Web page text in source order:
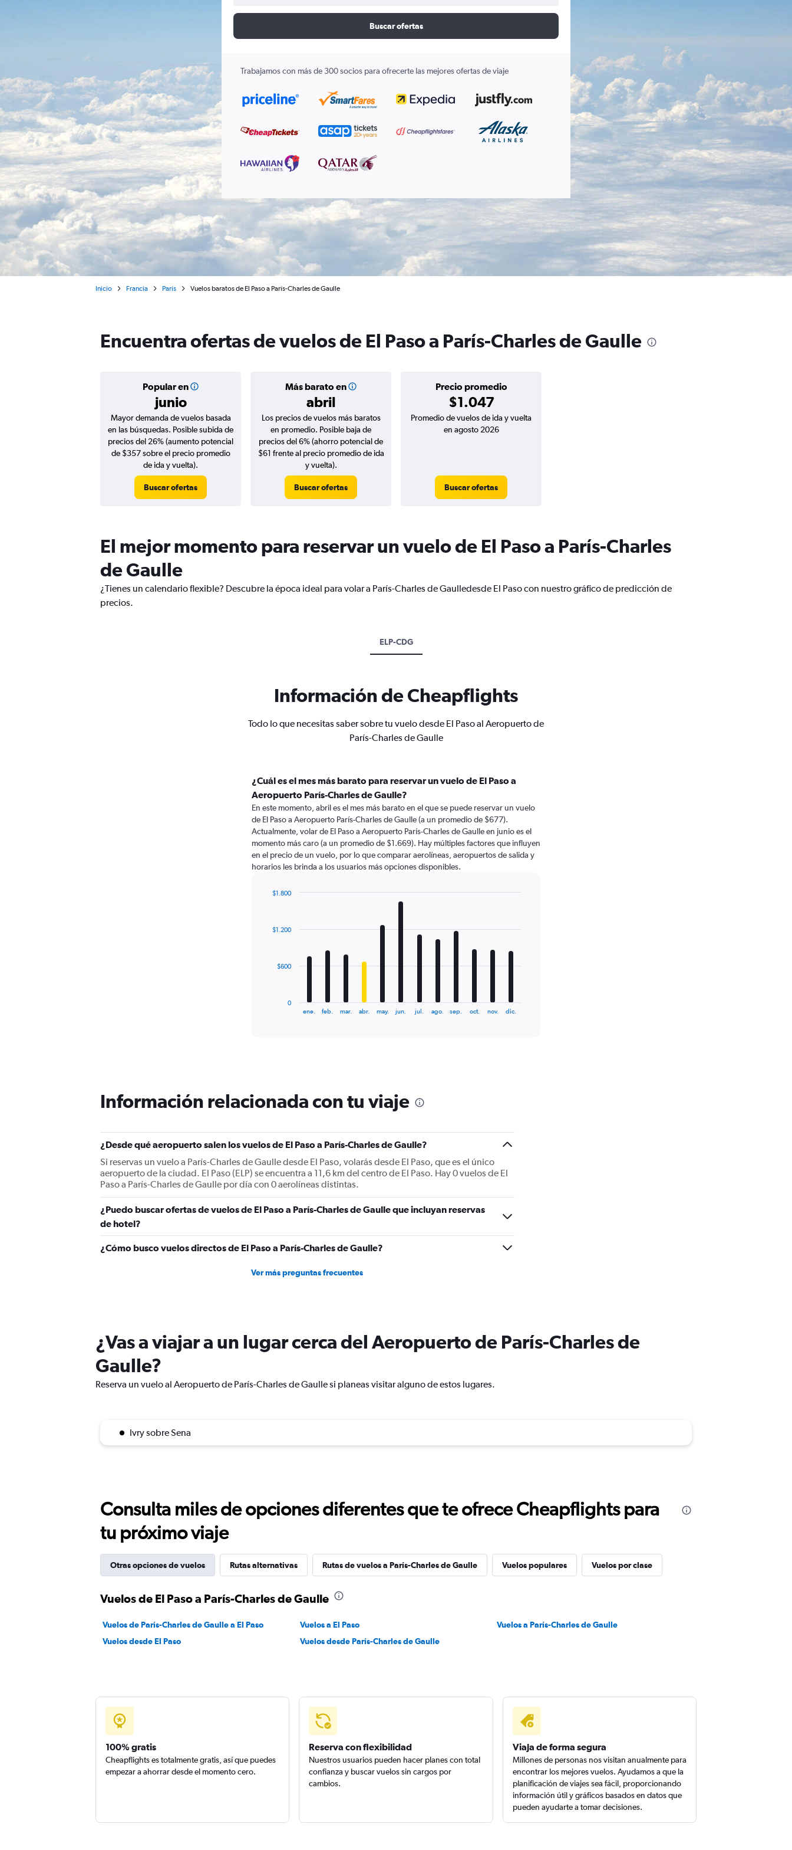
Buscar ofertas
Trabajamos con más de 300 socios para ofrecerte las mejores ofertas de viaje
Inicio Francia París Vuelos baratos de El Paso a París-Charles de Gaulle
Encuentra ofertas de vuelos de El Paso a París-Charles de Gaulle
Popular en
junio
Más barato en
abril
Precio promedio
$1.047
Mayor demanda de vuelos basada
en las búsquedas. Posible subida de
precios del 26% (aumento potencial
de $357 sobre el precio promedio
de ida y vuelta).
Buscar ofertas
Los precios de vuelos más baratos
en promedio. Posible baja de
precios del 6% (ahorro potencial de
$61 frente al precio promedio de ida
y vuelta).
Buscar ofertas
Promedio de vuelos de ida y vuelta
en agosto 2026
Buscar ofertas
El mejor momento para reservar un vuelo de El Paso a París-Charles
de Gaulle
¿Tienes un calendario flexible? Descubre la época ideal para volar a París-Charles de Gaulledesde El Paso con nuestro gráfico de predicción de
precios.
ELP-CDG
Información de Cheapflights
Todo lo que necesitas saber sobre tu vuelo desde El Paso al Aeropuerto de
París-Charles de Gaulle
¿Cuál es el mes más barato para reservar un vuelo de El Paso a
Aeropuerto París-Charles de Gaulle?
En este momento, abril es el mes más barato en el que se puede reservar un vuelo
de El Paso a Aeropuerto París-Charles de Gaulle (a un promedio de $677).
Actualmente, volar de El Paso a Aeropuerto París-Charles de Gaulle en junio es el
momento más caro (a un promedio de $1.669). Hay múltiples factores que influyen
en el precio de un vuelo, por lo que comparar aerolíneas, aeropuertos de salida y
horarios les brinda a los usuarios más opciones disponibles.
12
The
chart
has
Y
axis
displaying
values.
Range:
0
to
1800.
ene. feb. mar. abr. may. jun. jul. ago. sep. oct. nov. dic.
0
$600
$1.200
$1.800
Información relacionada con tu viaje
¿Desde qué aeropuerto salen los vuelos de El Paso a París-Charles de Gaulle?
Si reservas un vuelo a París-Charles de Gaulle desde El Paso, volarás desde El Paso, que es el único
aeropuerto de la ciudad. El Paso (ELP) se encuentra a 11,6 km del centro de El Paso. Hay 0 vuelos de El
Paso a París-Charles de Gaulle por día con 0 aerolíneas distintas.
¿Puedo buscar ofertas de vuelos de El Paso a París-Charles de Gaulle que incluyan reservas
de hotel?
¿Cómo busco vuelos directos de El Paso a París-Charles de Gaulle?
Ver más preguntas frecuentes
¿Vas a viajar a un lugar cerca del Aeropuerto de París-Charles de
Gaulle?
Reserva un vuelo al Aeropuerto de París-Charles de Gaulle si planeas visitar alguno de estos lugares.
Ivry sobre Sena
Consulta miles de opciones diferentes que te ofrece Cheapflights para
tu próximo viaje
Otras opciones de vuelos Rutas alternativas Rutas de vuelos a París-Charles de Gaulle Vuelos populares Vuelos por clase
Vuelos de El Paso a París-Charles de Gaulle
Vuelos de París-Charles de Gaulle a El Paso Vuelos a El Paso
Vuelos a París-Charles de Gaulle
Vuelos desde El Paso
Vuelos desde París-Charles de Gaulle
100% gratis
Cheapflights es totalmente gratis, así que puedes
empezar a ahorrar desde el momento cero.
Reserva con flexibilidad
Nuestros usuarios pueden hacer planes con total
confianza y buscar vuelos sin cargos por
cambios.
Viaja de forma segura
Millones de personas nos visitan anualmente para
encontrar los mejores vuelos. Ayudamos a que la
planificación de viajes sea fácil, proporcionando
información útil y gráficos basados en datos que
pueden ayudarte a tomar decisiones.